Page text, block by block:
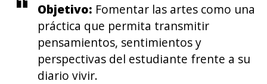
Objetivo: Fomentar las artes como una
práctica que permita transmitir
pensamientos, sentimientos y
perspectivas del estudiante frente a su
diario vivir.